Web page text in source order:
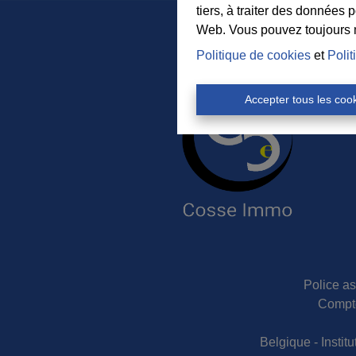
tiers, à traiter des données
Web. Vous pouvez
Politique de cookies et
Accepter tous les
Police
Belgique -